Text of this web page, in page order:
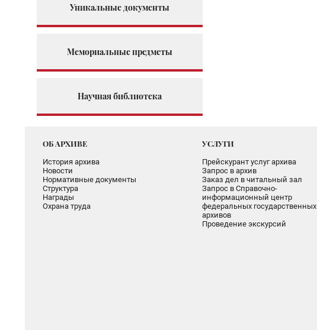
Уникальные документы
Мемориальные предметы
Научная библиотека
ОБ АРХИВЕ
История архива
Новости
Нормативные документы
Структура
Награды
Охрана труда
УСЛУГИ
Прейскурант услуг архива
Запрос в архив
Заказ дел в читальный зал
Запрос в Справочно-
информационный центр
федеральных государственных
архивов
Проведение экскурсий